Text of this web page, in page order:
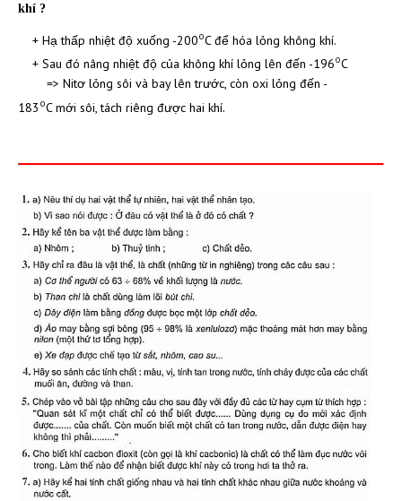
khí ?
+ Hạ thấp nhiệt độ xuống -200oCđể hóa lỏng không khí.
+ Sau đó nâng nhiệt độ của không khí lỏng lên đến -196oC
=> Nitơ lỏng sôi và bay lên trước, còn oxi lỏng đến -
183 oCmới sôi, tách riêng được hai khí.